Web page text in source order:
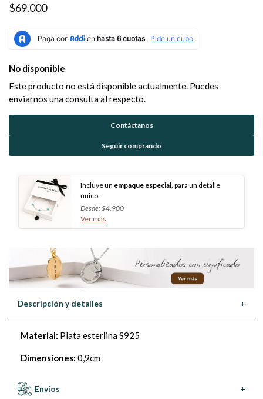
$69.000
No disponible
Este producto no está disponible actualmente. Puedes
enviarnos una consulta al respecto.
Contáctanos
Seguir comprando
Incluye un empaque especial , para un detalle
único.
Desde: $4.900
Ver más
Descripción y detalles +
Material: Plata esterlina S925
Dimensiones: 0,9cm
Envíos +